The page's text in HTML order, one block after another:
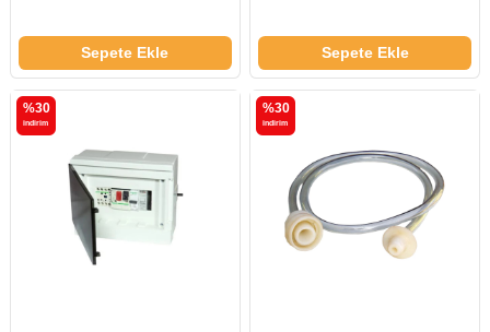
Sepete Ekle Sepete Ekle
%30
i̇ndirim
%30
i̇ndirim